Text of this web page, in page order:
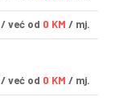
/ već od 0 KM / mj.
/ već od 0 KM / mj.